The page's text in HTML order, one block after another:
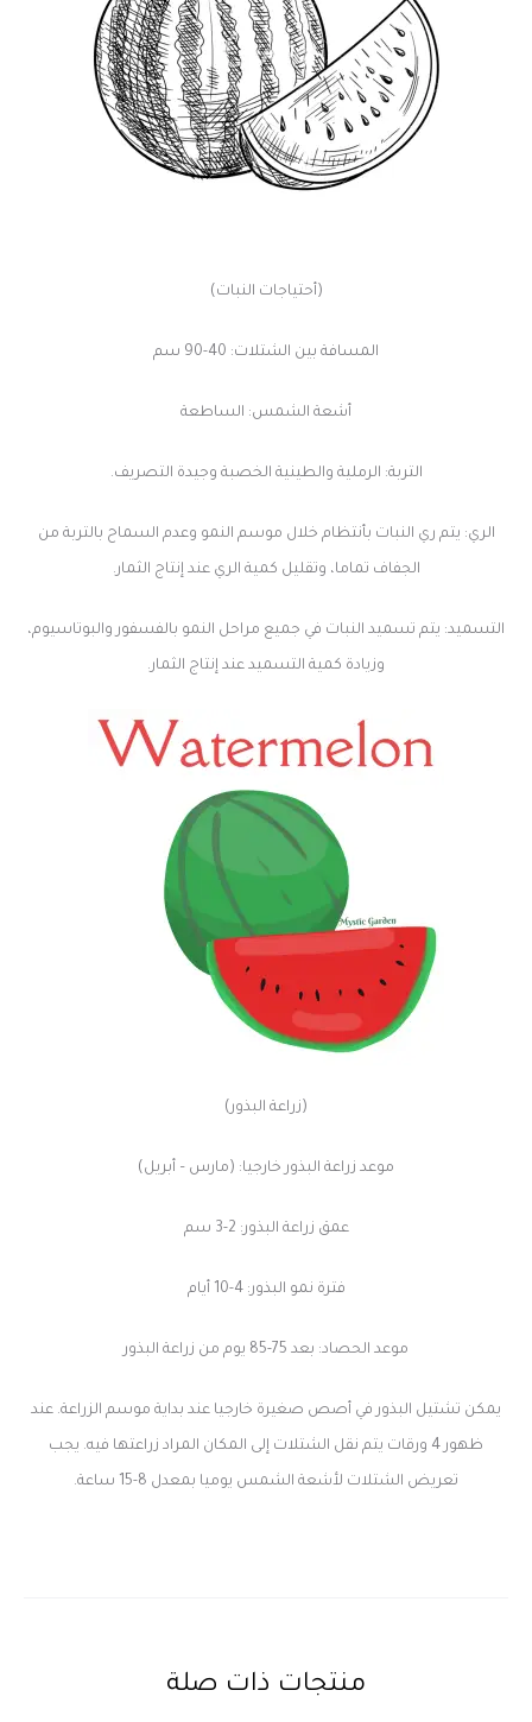
(أحتياجات النبات)
المسافة بين الشتلات: 40-90 سم
أشعة الشمس: الساطعة
التربة: الرملية والطينية الخصبة وجيدة التصريف.
الري: يتم ري النبات بأنتظام خلال موسم النمو وعدم السماح بالتربة من
الجفاف تماما، وتقليل كمية الري عند إنتاج الثمار.
التسميد: يتم تسميد النبات في جميع مراحل النمو بالفسفور والبوتاسيوم،
وزيادة كمية التسميد عند إنتاج الثمار.
(زراعة البذور)
موعد زراعة البذور خارجيا: (مارس – أبريل)
عمق زراعة البذور: 2-3 سم
فترة نمو البذور: 4-10 أيام
موعد الحصاد: بعد 75-85 يوم من زراعة البذور
يمكن تشتيل البذور في أصص صغيرة خارجيا عند بداية موسم الزراعة. عند
ظهور 4 ورقات يتم نقل الشتلات إلى المكان المراد زراعتها فيه. يجب
تعريض الشتلات لأشعة الشمس يوميا بمعدل 8-15 ساعة.
منتجات ذات صلة